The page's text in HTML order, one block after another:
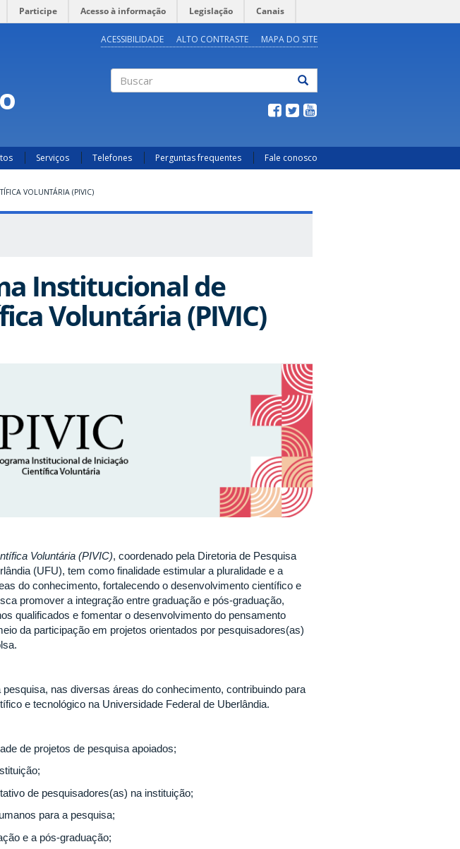
Participe Acesso à informação Legislação Canais
ACESSIBILIDADE ALTO CONTRASTE MAPA DO SITE
Serviços Telefones Perguntas frequentes Fale conosco
VOLUNTÁRIA (PIVIC)
Institucional de
Voluntária (PIVIC)
Voluntária (PIVIC), coordenado pela Diretoria de Pesquisa
(UFU), tem como finalidade estimular a pluralidade e a
do conhecimento, fortalecendo o desenvolvimento científico e
promover a integração entre graduação e pós-graduação,
qualificados e fomentar o desenvolvimento do pensamento
da participação em projetos orientados por pesquisadores(as)
nas diversas áreas do conhecimento, contribuindo para
e tecnológico na Universidade Federal de Uberlândia.
de projetos de pesquisa apoiados;
de pesquisadores(as) na instituição;
para a pesquisa;
e a pós-graduação;